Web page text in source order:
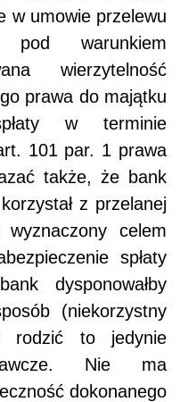
w umowie przelewu
warunkiem
wierzytelność
prawa do majątku
w terminie
101 par. 1 prawa
także, że bank
z przelanej
celem
spłaty
dysponowałby
(niekorzystny
rodzić to jedynie
Nie ma
dokonanego